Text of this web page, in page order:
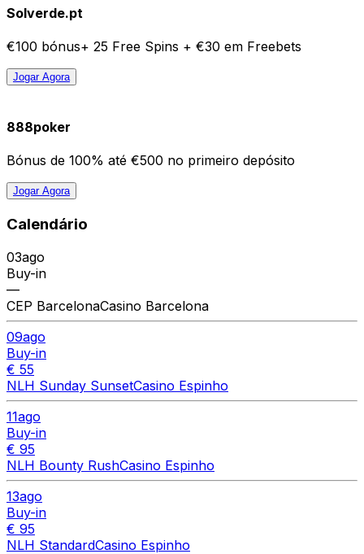
Solverde.pt
€100 bónus+ 25 Free Spins + €30 em Freebets
Jogar Agora
888poker
Bónus de 100% até €500 no primeiro depósito
Jogar Agora
Calendário
03ago
Buy-in
—
CEP BarcelonaCasino Barcelona
09ago
Buy-in
€ 55
NLH Sunday SunsetCasino Espinho
11ago
Buy-in
€ 95
NLH Bounty RushCasino Espinho
13ago
Buy-in
€ 95
NLH StandardCasino Espinho